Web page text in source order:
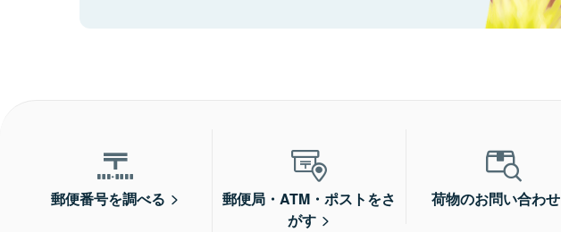
郵便番号を調べる
郵便局・ATM・ポストをさ
がす
荷物のお問い合わせ